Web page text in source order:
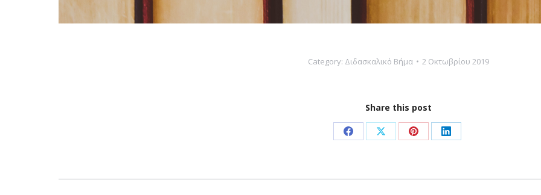
Category: Διδασκαλικό Βήμα 2 Οκτωβρίου 2019
Share this post
Share
Facebook
Share
X
Share
Pinterest
Share
LinkedIn